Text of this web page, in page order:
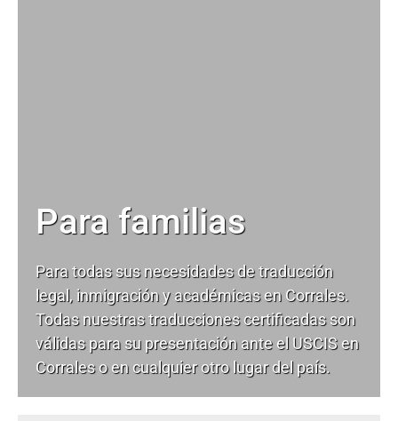
Para familias
Para todas sus necesidades detraducción
legal, inmigración y académicas en Corrales.
Todas nuestras traducciones certificadas son
válidas para su presentación ante el USCIS en
Corrales o en cualquier otro lugar del país.